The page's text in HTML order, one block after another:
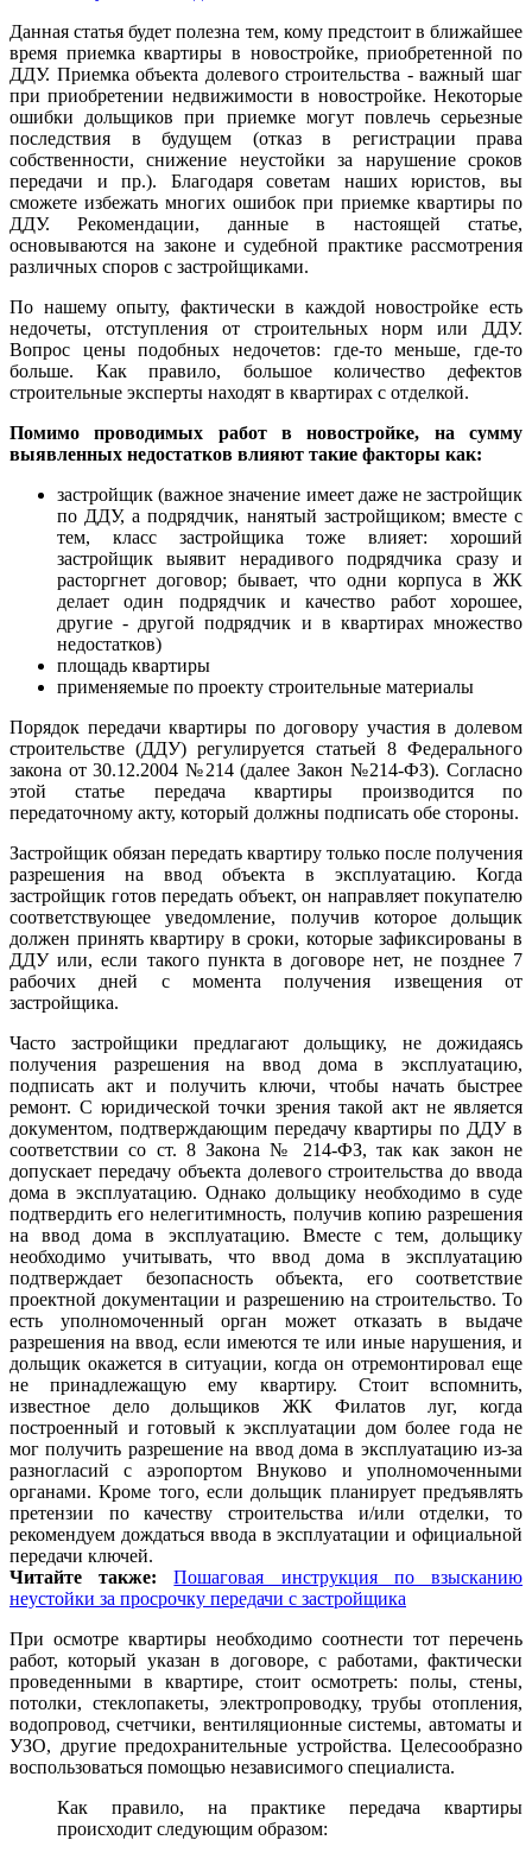
Данная статья будет полезна тем, кому предстоит в ближайшее
время приемка квартиры в новостройке, приобретенной по
ДДУ. Приемка объекта долевого строительства - важный шаг
при приобретении недвижимости в новостройке. Некоторые
ошибки дольщиков при приемке могут повлечь серьезные
последствия в будущем (отказ в регистрации права
собственности, снижение неустойки за нарушение сроков
передачи и пр.). Благодаря советам наших юристов, вы
сможете избежать многих ошибок при приемке квартиры по
ДДУ. Рекомендации, данные в настоящей статье,
основываются на законе и судебной практике рассмотрения
различных споров с застройщиками.
По нашему опыту, фактически в каждой новостройке есть
недочеты, отступления от строительных норм или ДДУ.
Вопрос цены подобных недочетов: где-то меньше, где-то
больше. Как правило, большое количество дефектов
строительные эксперты находят в квартирах с отделкой.
Помимо проводимых работ в новостройке, на сумму
выявленных недостатков влияют такие факторы как:
застройщик (важное значение имеет даже не застройщик
по ДДУ, а подрядчик, нанятый застройщиком; вместе с
тем, класс застройщика тоже влияет: хороший
застройщик выявит нерадивого подрядчика сразу и
расторгнет договор; бывает, что одни корпуса в ЖК
делает один подрядчик и качество работ хорошее,
другие - другой подрядчик и в квартирах множество
недостатков)
площадь квартиры
применяемые по проекту строительные материалы
Порядок передачи квартиры по договору участия в долевом
строительстве (ДДУ) регулируется статьей 8 Федерального
закона от 30.12.2004 №214 (далее Закон №214-ФЗ). Согласно
этой статье передача квартиры производится по
передаточному акту, который должны подписать обе стороны.
Застройщик обязан передать квартиру только после получения
разрешения на ввод объекта в эксплуатацию. Когда
застройщик готов передать объект, он направляет покупателю
соответствующее уведомление, получив которое дольщик
должен принять квартиру в сроки, которые зафиксированы в
ДДУ или, если такого пункта в договоре нет, не позднее 7
рабочих дней с момента получения извещения от
застройщика.
Часто застройщики предлагают дольщику, не дожидаясь
получения разрешения на ввод дома в эксплуатацию,
подписать акт и получить ключи, чтобы начать быстрее
ремонт. С юридической точки зрения такой акт не является
документом, подтверждающим передачу квартиры по ДДУ в
соответствии со ст. 8 Закона № 214-ФЗ, так как закон не
допускает передачу объекта долевого строительства до ввода
дома в эксплуатацию. Однако дольщику необходимо в суде
подтвердить его нелегитимность, получив копию разрешения
на ввод дома в эксплуатацию. Вместе с тем, дольщику
необходимо учитывать, что ввод дома в эксплуатацию
подтверждает безопасность объекта, его соответствие
проектной документации и разрешению на строительство. То
есть уполномоченный орган может отказать в выдаче
разрешения на ввод, если имеются те или иные нарушения, и
дольщик окажется в ситуации, когда он отремонтировал еще
не принадлежащую ему квартиру. Стоит вспомнить,
известное дело дольщиков ЖК Филатов луг, когда
построенный и готовый к эксплуатации дом более года не
мог получить разрешение на ввод дома в эксплуатацию из-за
разногласий с аэропортом Внуково и уполномоченными
органами. Кроме того, если дольщик планирует предъявлять
претензии по качеству строительства и/или отделки, то
рекомендуем дождаться ввода в эксплуатации и официальной
передачи ключей.
Читайте также:
Пошаговая инструкция по взысканию
неустойки за просрочку передачи с застройщика
При осмотре квартиры необходимо соотнести тот перечень
работ, который указан в договоре, с работами, фактически
проведенными в квартире, стоит осмотреть: полы, стены,
потолки, стеклопакеты, электропроводку, трубы отопления,
водопровод, счетчики, вентиляционные системы, автоматы и
УЗО, другие предохранительные устройства. Целесообразно
воспользоваться помощью независимого специалиста.
Как правило, на практике передача квартиры
происходит следующим образом: